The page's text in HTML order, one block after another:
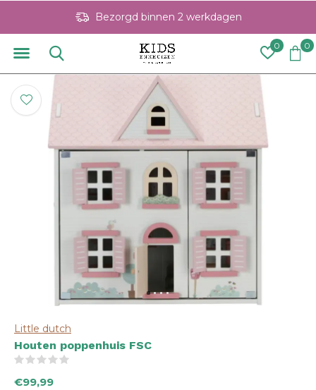
0 0
Bezorgd binnen 2 werkdagen
Little dutch
Houten poppenhuis FSC
€99,99